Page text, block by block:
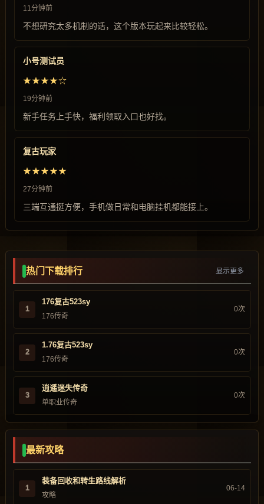
11分钟前
不想研究太多机制的话，这个版本玩起来比较轻松。
小号测试员
★★★★☆
19分钟前
新手任务上手快，福利领取入口也好找。
复古玩家
★★★★★
27分钟前
三端互通挺方便，手机做日常和电脑挂机都能接上。
热门下载排行 显示更多
1
176复古523sy
176传奇
0次
2
1.76复古523sy
176传奇
0次
3
逍遥迷失传奇
单职业传奇
0次
最新攻略
1
装备回收和转生路线解析
攻略
06-14